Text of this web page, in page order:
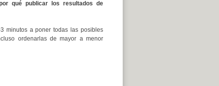
qué publicar los resultados de
minutos a poner todas las posibles
ordenarlas de mayor a menor